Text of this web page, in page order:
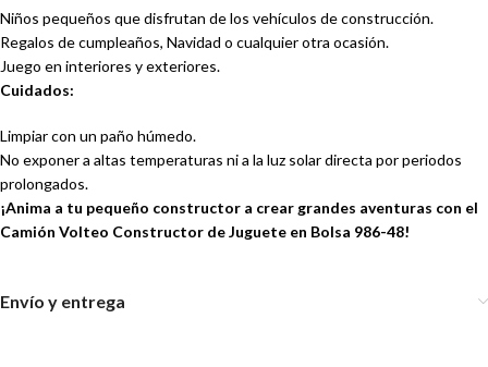
Niños pequeños que disfrutan de los vehículos de construcción.
Regalos de cumpleaños, Navidad o cualquier otra ocasión.
Juego en interiores y exteriores.
Cuidados:
Limpiar con un paño húmedo.
No exponer a altas temperaturas ni a la luz solar directa por periodos
prolongados.
¡Anima a tu pequeño constructor a crear grandes aventuras con el
Camión Volteo Constructor de Juguete en Bolsa 986-48!
Envío y entrega